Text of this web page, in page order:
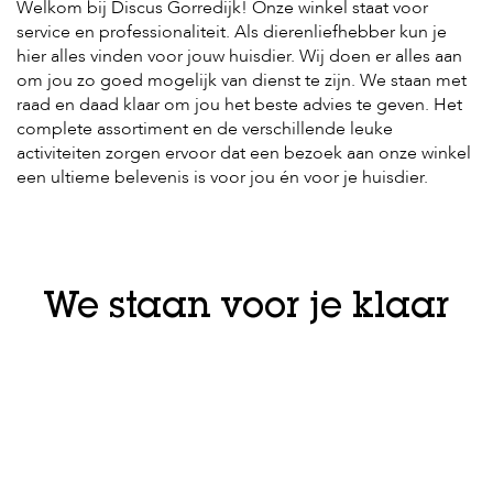
e
Welkom bij Discus Gorredijk! Onze winkel staat voor
service en professionaliteit. Als dierenliefhebber kun je
hier alles vinden voor jouw huisdier. Wij doen er alles aan
om jou zo goed mogelijk van dienst te zijn. We staan met
raad en daad klaar om jou het beste advies te geven. Het
complete assortiment en de verschillende leuke
activiteiten zorgen ervoor dat een bezoek aan onze winkel
een ultieme belevenis is voor jou én voor je huisdier.
We staan voor je klaar